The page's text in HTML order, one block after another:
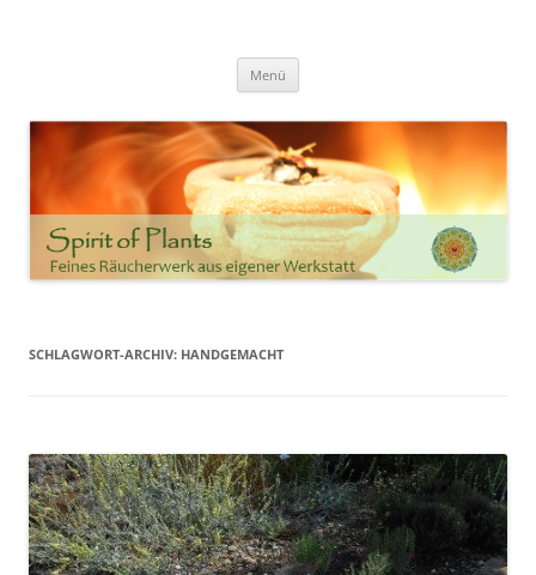
Menü
SCHLAGWORT-ARCHIV: HANDGEMACHT